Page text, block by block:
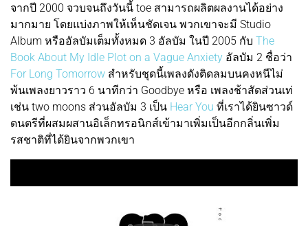
จากปี 2000 จวบจนถึงวันนี้ toe สามารถผลิตผลงานได้อย่าง
มากมาย โดยแบ่งภาพให้เห็นชัดเจน พวกเขาจะมี Studio
Album หรืออัลบัมเต็มทั้งหมด 3 อัลบัม ในปี 2005 กับ The
Book About My Idle Plot on a Vague Anxiety อัลบัม 2 ชื่อว่า
For Long Tomorrow สำหรับชุดนี้เพลงดังติดลมบนคงหนีไม่
พ้นเพลงยาวราว 6 นาทีกว่า Goodbye หรือ เพลงช้าสัดส่วนเท่
เช่น two moons ส่วนอัลบัม 3 เป็น Hear You ที่เราได้ยินซาวด์
ดนตรีที่ผสมผสานอิเล็กทรอนิกส์เข้ามาเพิ่มเป็นอีกกลิ่นเพิ่ม
รสชาติที่ได้ยินจากพวกเขา